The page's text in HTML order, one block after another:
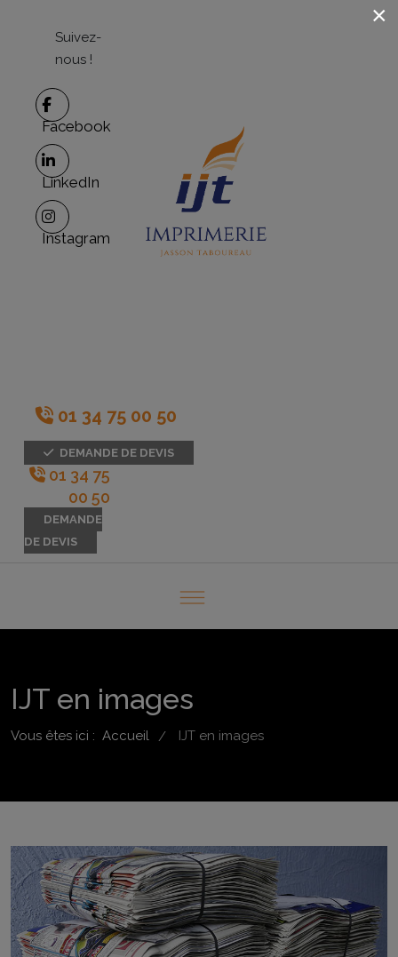
Suivez-
nous !
Facebook
LinkedIn
Instagram
01 34 75 00 50
DEMANDE DE DEVIS
01 34 75
00 50
DEMANDE
DE DEVIS
IJT en images
Vous êtes ici : Accueil / IJT en images
×